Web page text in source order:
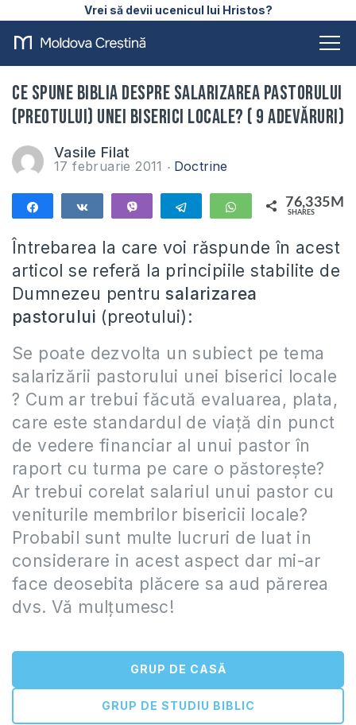
Vrei să devii ucenicul lui Hristos?
Ce spune Biblia despre salarizarea pastorului
(preotului) unei biserici locale? ( 9 adevăruri)
Vasile Filat
17 februarie 2011 Doctrine
Share Share Telegram WhatsApp76,335M
SHARES
Întrebarea la care voi răspunde în acest
articol se referă la principiile stabilite de
Dumnezeu pentru salarizarea
pastorului (preotului):
Se poate dezvolta un subiect pe tema
salarizării pastorului unei biserici locale
? Cum ar trebui făcută evaluarea, plata,
care este standardul de viață din punct
de vedere financiar al unui pastor în
raport cu turma pe care o păstorește?
Ar trebui corelat salariul unui pastor cu
veniturile membrilor bisericii locale?
Probabil sunt multe lucruri de luat in
considerare in acest aspect dar mi-ar
face deosebita plăcere sa aud părerea
dvs. Vă mulțumesc!
GRUP DE CASĂ
GRUP DE STUDIU BIBLIC